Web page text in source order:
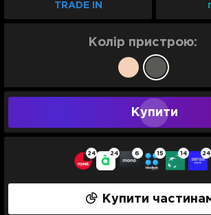
TRADE IN
Колір пристрою:
Купити
Купити
24 24 6 15 14 24